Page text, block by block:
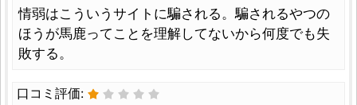
情弱はこういうサイトに騙される。騙されるやつの
ほうが馬鹿ってことを理解してないから何度でも失
敗する。
口コミ評価: